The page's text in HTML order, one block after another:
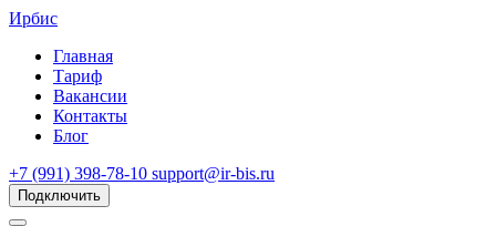
Ирбис
Главная
Тариф
Вакансии
Контакты
Блог
+7 (991) 398-78-10 support@ir-bis.ru
Подключить